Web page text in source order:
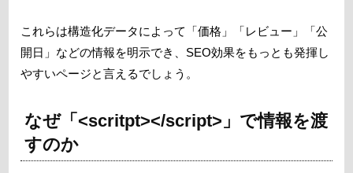
これらは構造化データによって「価格」「レビュー」「公
開日」などの情報を明示でき、SEO効果をもっとも発揮し
やすいページと言えるでしょう。
なぜ「<scritpt></script>」で情報を渡
すのか